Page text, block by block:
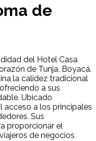
de
del Hotel Casa
de Tunja, Boyacá.
la calidez tradicional
a sus
Ubicado
acceso a los principales
Sus
proporcionar el
de negocios